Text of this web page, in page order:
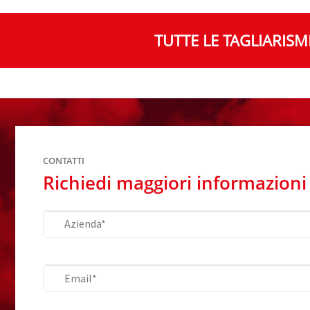
TUTTE LE
CONTATTI
Richiedi maggiori informazioni